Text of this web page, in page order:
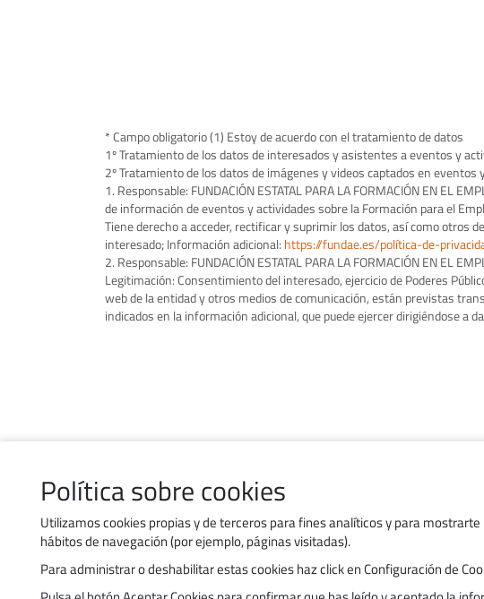
Política sobre cookies
Utilizamos cookies propias y de terceros para fines analíticos y para
hábitos de navegación (por ejemplo, páginas visitadas).
Para administrar o deshabilitar estas cookies haz click en Configuración de
* Campo obligatorio (1) Estoy de acuerdo con el tratamiento de datos
1º Tratamiento de los datos de interesados y asistentes a eventos y
2º Tratamiento de los datos de imágenes y videos captados en eventos
1. Responsable: FUNDACIÓN ESTATAL PARA LA FORMACIÓN EN EL
de información de eventos y actividades sobre la Formación para el
Tiene derecho a acceder, rectificar y suprimir los datos, así como otros
interesado; Información adicional: https://fundae.es/política-de-
2. Responsable: FUNDACIÓN ESTATAL PARA LA FORMACIÓN EN EL
Legitimación: Consentimiento del interesado, ejercicio de Poderes
web de la entidad y otros medios de comunicación, están previstas
indicados en la información adicional, que puede ejercer dirigiéndose a
Contacto
Política de uso de cookies
Política de privacidad
Accesibilidad
Trámites